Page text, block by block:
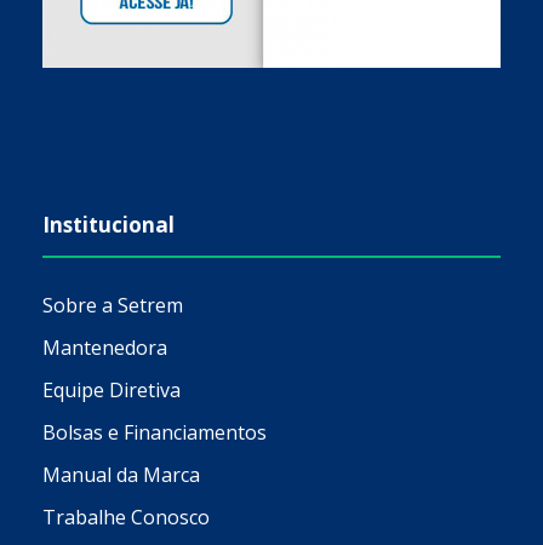
Institucional
Sobre a Setrem
Mantenedora
Equipe Diretiva
Bolsas e Financiamentos
Manual da Marca
Trabalhe Conosco